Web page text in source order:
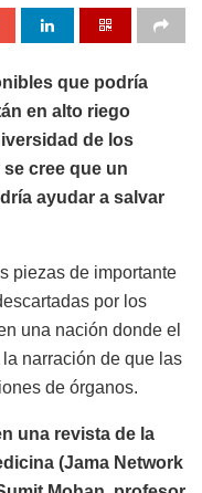
que podría
en alto riego
de los
cree que un
ayudar a salvar
piezas de importante
por los
una nación donde el
narración de que las
de órganos.
una revista de la
(Jama Network